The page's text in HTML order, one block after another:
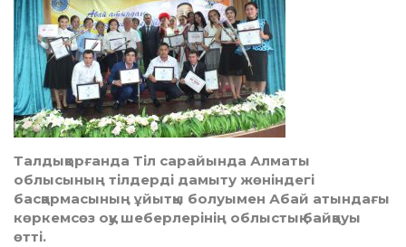
Талдықорғанда Тіл сарайында Алматы
облысының тілдерді дамыту жөніндегі
басқармасының ұйытқы болуымен Абай атындағы
көркемсөз оқу шеберлерінің облыстық байқауы
өтті.